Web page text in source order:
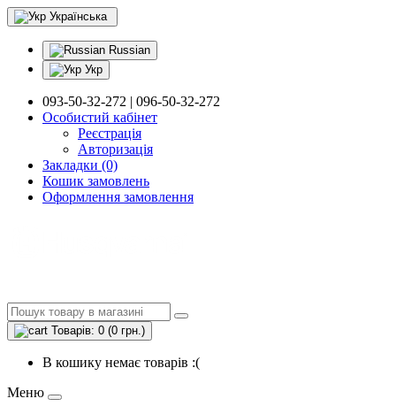
Українська
Russian
Укр
093-50-32-272 | 096-50-32-272
Особистий кабінет
Реєстрація
Авторизація
Закладки (0)
Кошик замовлень
Оформлення замовлення
Товарів: 0 (0 грн.)
В кошику немає товарів :(
Меню